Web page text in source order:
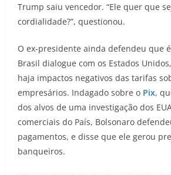
Trump saiu vencedor. “Ele quer que
cordialidade?”, questionou.
O ex-presidente ainda defendeu que
Brasil dialogue com os Estados
haja impactos negativos das tarifas
empresários. Indagado sobre o Pix,
dos alvos de uma investigação dos
comerciais do País, Bolsonaro
pagamentos, e disse que ele gerou
banqueiros.